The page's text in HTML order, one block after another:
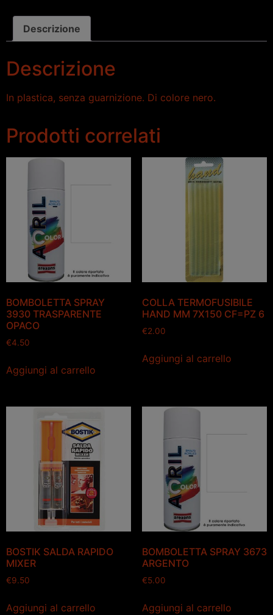
Descrizione
Descrizione
In plastica, senza guarnizione. Di colore nero.
Prodotti correlati
BOMBOLETTA SPRAY
3930 TRASPARENTE
OPACO
€4.50
Aggiungi al carrello
COLLA TERMOFUSIBILE
HAND MM 7X150 CF=PZ 6
€2.00
Aggiungi al carrello
BOSTIK SALDA RAPIDO
MIXER
€9.50
Aggiungi al carrello
BOMBOLETTA SPRAY 3673
ARGENTO
€5.00
Aggiungi al carrello